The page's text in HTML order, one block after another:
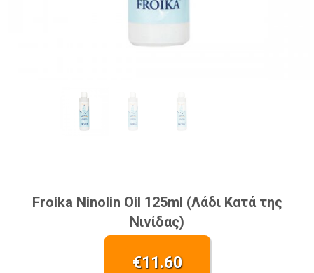
Froika Ninolin Oil 125ml (Λάδι Κατά της
Νινίδας)
€11.60